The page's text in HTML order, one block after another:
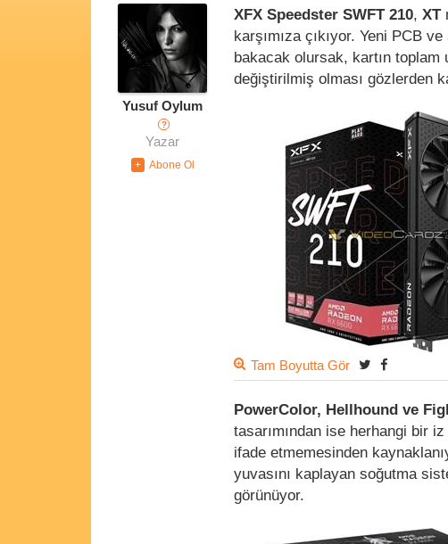
Yusuf Oylum
?
Yazar
XFX Speedster SWFT 210, XT
karşımıza çıkıyor. Yeni PCB
bakacak olursak, kartın toplam
değiştirilmiş olması gözlerden
Tam Boyutta Gör
PowerColor, Hellhound ve
tasarımından ise herhangi bir
ifade etmemesinden
yuvasını kaplayan soğutma
görünüyor.